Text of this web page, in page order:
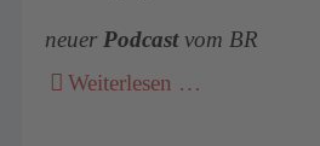
neuerPodcastvom BR
Weiterlesen …